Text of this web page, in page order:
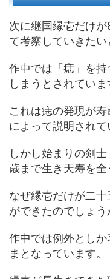
次に継国縁壱だけ
て考察していきたい
作中では「痣」を
しまうとされていま
これは痣の発現が
によって説明されて
しかし始まりの剣
歳まで生き天寿を全
なぜ縁壱だけが二
ができたのでしょう
作中では例外とし
まとなっています。